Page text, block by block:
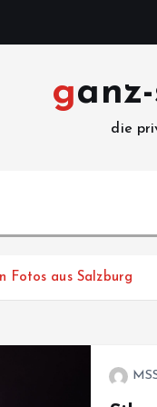
die
Fotos aus Salzburg